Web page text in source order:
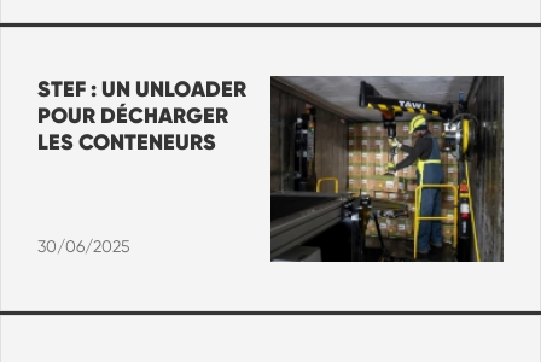
STEF : UN UNLOADER
POUR DÉCHARGER
LES CONTENEURS
30/06/2025